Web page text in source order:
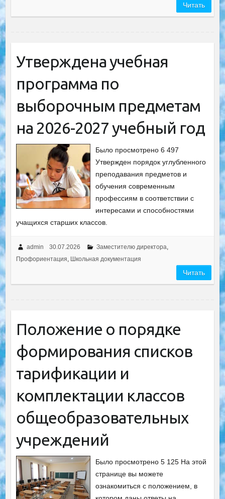
Читать
Утверждена учебная
программа по
выборочным предметам
на 2026-2027 учебный год
Было просмотрено 6 497
Утвержден порядок углубленного
преподавания предметов и
обучения современным
профессиям в соответствии с
интересами и способностями
учащихся старших классов.
admin 30.07.2026 Заместителю директора,
Профориентация, Школьная документация
Читать
Положение о порядке
формирования списков
тарификации и
комплектации классов
общеобразовательных
учреждений
Было просмотрено 5 125 На этой
странице вы можете
ознакомиться с положением, в